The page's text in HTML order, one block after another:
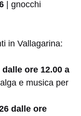
| gnocchi
in Vallagarina:
ore 12.00 a
e musica per
dalle ore